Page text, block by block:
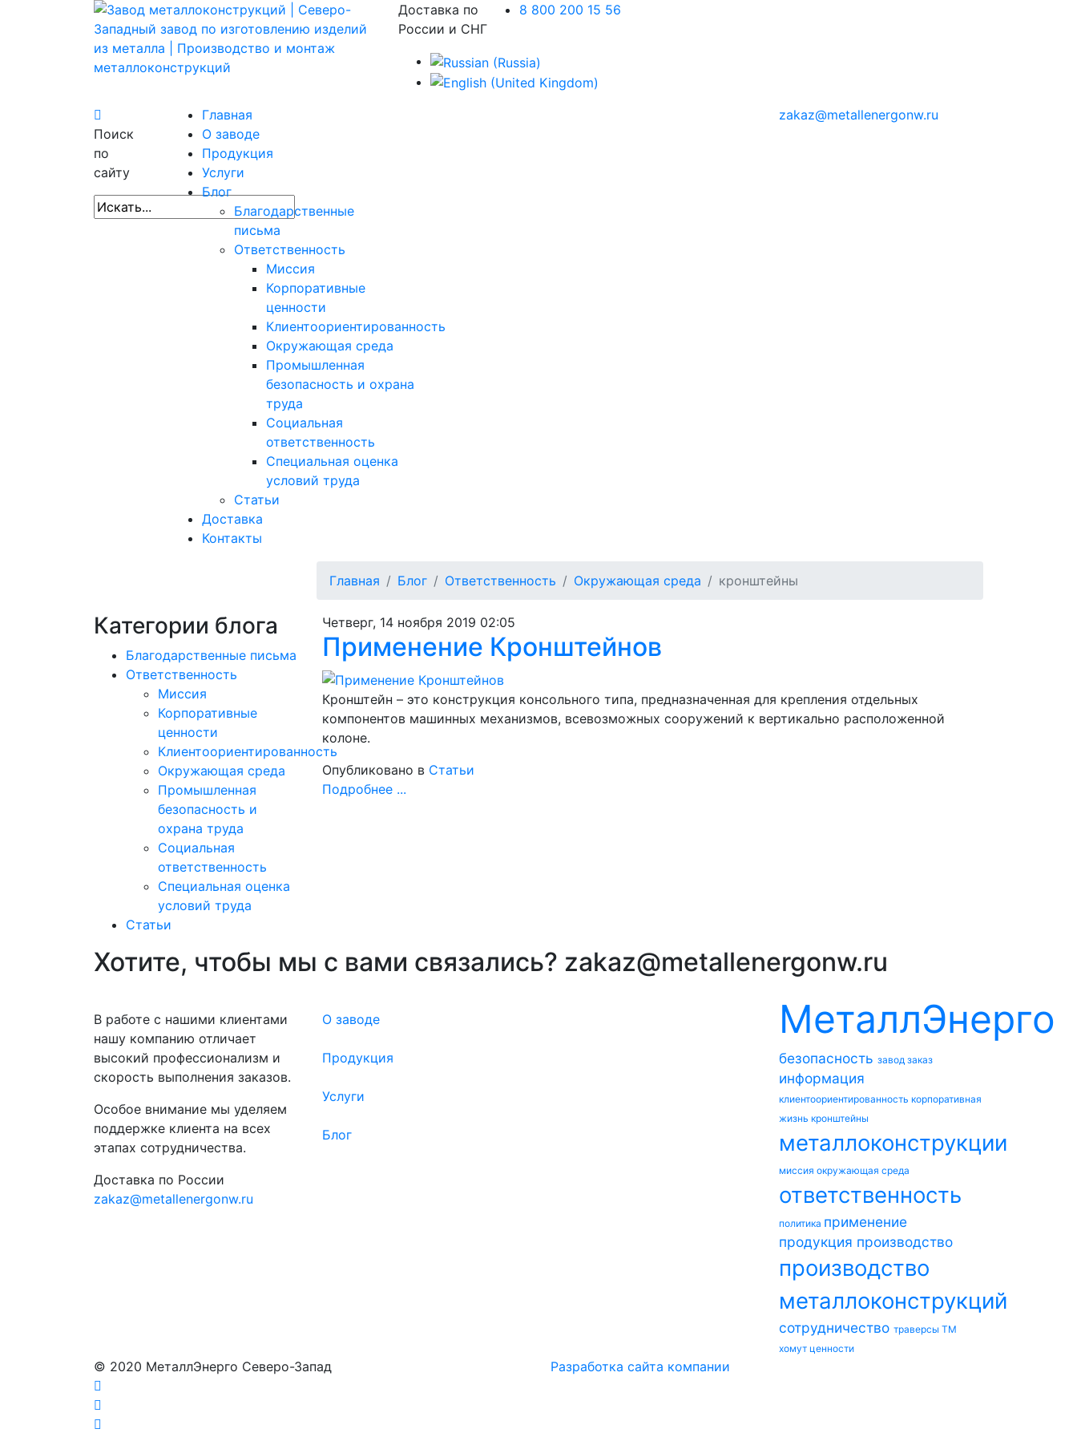
Доставка по
России и СНГ
8 800 200 15 56
Поиск
по
сайту
Главная
О заводе
Продукция
Услуги
Блог
Благодарственные
письма
Ответственность
Миссия
Корпоративные
ценности
Клиентоориентированность
Окружающая среда
Промышленная
безопасность и охрана
труда
Социальная
ответственность
Специальная оценка
условий труда
Статьи
Доставка
Контакты
zakaz@metallenergonw.ru
Главная Блог Ответственность Окружающая среда кронштейны
Категории блога
Благодарственные письма
Ответственность
Миссия
Корпоративные
ценности
Клиентоориентированность
Окружающая среда
Промышленная
безопасность и
охрана труда
Социальная
ответственность
Специальная оценка
условий труда
Статьи
Четверг, 14 ноября 2019 02:05
Применение Кронштейнов
Кронштейн – это конструкция консольного типа, предназначенная для крепления отдельных
компонентов машинных механизмов, всевозможных сооружений к вертикально расположенной
колоне.
Опубликовано в Статьи
Подробнее ...
Хотите, чтобы мы с вами связались? zakaz@metallenergonw.ru
В работе с нашими клиентами
нашу компанию отличает
высокий профессионализм и
скорость выполнения заказов.
Особое внимание мы уделяем
поддержке клиента на всех
этапах сотрудничества.
Доставка по России
zakaz@metallenergonw.ru
О заводе
Продукция
Услуги
Блог
МеталлЭнерго
безопасность завод заказ
информация
клиентоориентированность корпоративная
жизнь кронштейны
металлоконструкции
миссия окружающая среда
ответственность
политика применение
продукция производство
производство
металлоконструкций
сотрудничество траверсы ТМ
хомут ценности
© 2020 МеталлЭнерго Северо-Запад Разработка сайта компании